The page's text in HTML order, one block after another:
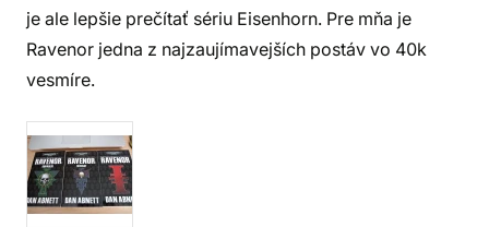
je ale lepšie prečítať sériu Eisenhorn. Pre mňa je
Ravenor jedna z najzaujímavejších postáv vo 40k
vesmíre.